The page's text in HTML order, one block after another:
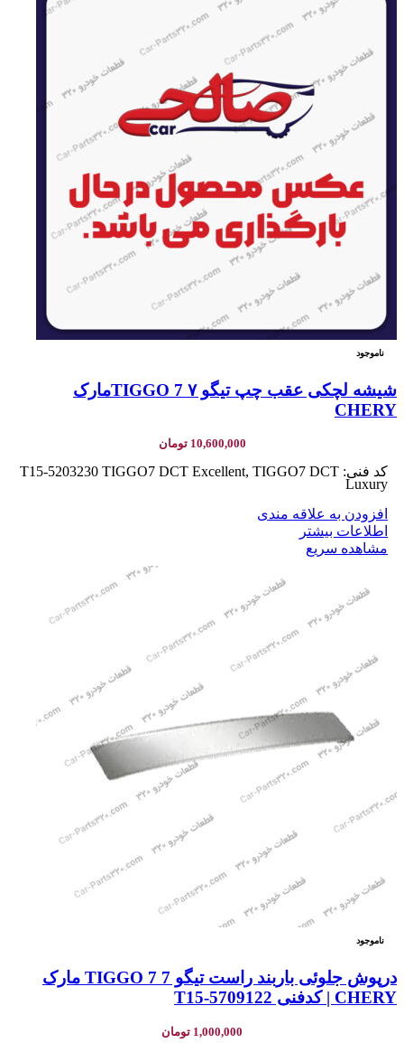
ناموجود
شیشه لچکی عقب چپ تیگو ۷ TIGGO 7مارک
CHERY
10,600,000 تومان
کد فنی: T15-5203230 TIGGO7 DCT Excellent, TIGGO7 DCT
Luxury
افزودن به علاقه مندی
اطلاعات بیشتر
مشاهده سریع
ناموجود
درپوش جلوئی باربند راست تیگو 7 TIGGO 7 مارک
CHERY | کدفنی T15-5709122
1,000,000 تومان